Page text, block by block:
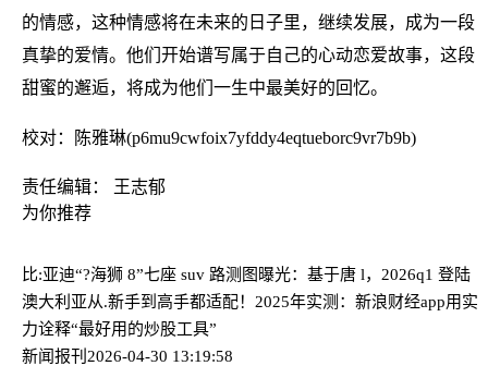
的情感，这种情感将在未来的日子里，继续发展，成为一段
真挚的爱情。他们开始谱写属于自己的心动恋爱故事，这段
甜蜜的邂逅，将成为他们一生中最美好的回忆。
校对：陈雅琳(p6mu9cwfoix7yfddy4eqtueborc9vr7b9b)
责任编辑： 王志郁
为你推荐
比:亚迪“?海狮 8”七座 suv 路测图曝光：基于唐 l，2026q1 登陆
澳大利亚从.新手到高手都适配！2025年实测：新浪财经app用实
力诠释“最好用的炒股工具”
新闻报刊 2026-04-30 13:19:58